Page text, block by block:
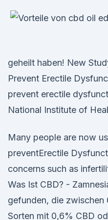
geheilt haben! New
Prevent Erectile
prevent erectile
National Institute of
Many people are now
preventErectile
concerns such as
Was Ist CBD? -
gefunden, die
Sorten mit 0,6% CBD